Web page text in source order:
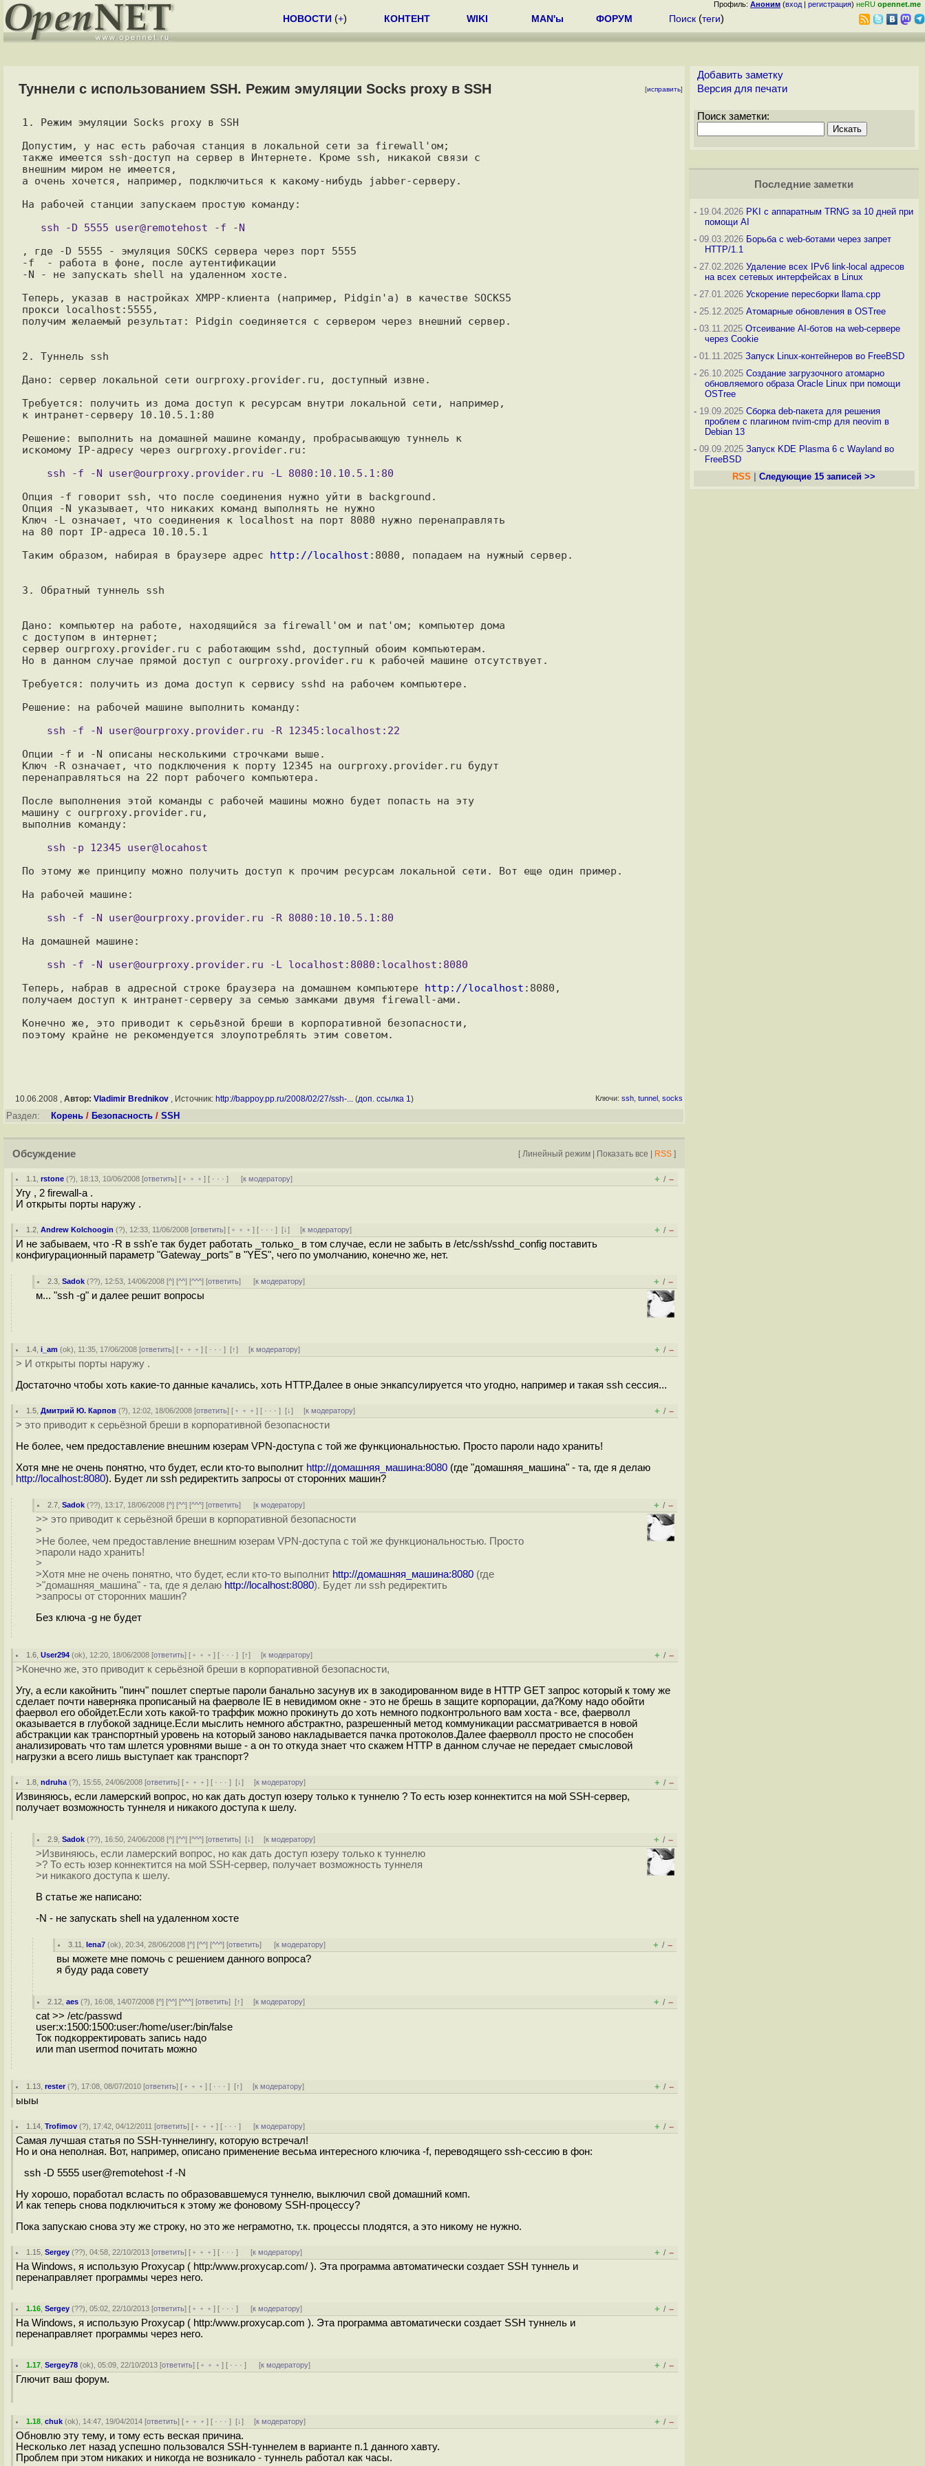
Профиль: Аноним (вход | регистрация) неRU opennet.me
НОВОСТИ (+) КОНТЕНТ WIKI MAN'ы ФОРУМ Поиск (теги)
Туннели с использованием SSH. Режим эмуляции Socks proxy в SSH [исправить]
1. Режим эмуляции Socks proxy в SSH
Допустим, у нас есть рабочая станция в локальной сети за firewall'ом;
также имеется ssh-доступ на сервер в Интернете. Кроме ssh, никакой связи с
внешним миром не имеется,
а очень хочется, например, подключиться к какому-нибудь jabber-серверу.
На рабочей станции запускаем простую команду:
, где -D 5555 - эмуляция SOCKS сервера через порт 5555
-f  - работа в фоне, после аутентификации
-N - не запускать shell на удаленном хосте.
Теперь, указав в настройках XMPP-клиента (например, Pidgin'а) в качестве SOCKS5
прокси localhost:5555,
получим желаемый результат: Pidgin соединяется с сервером через внешний сервер.
2. Туннель ssh
Дано: сервер локальной сети ourproxy.provider.ru, доступный извне.
Требуется: получить из дома доступ к ресурсам внутри локальной сети, например,
к интранет-серверу 10.10.5.1:80
Решение: выполнить на домашней машине команду, пробрасывающую туннель к
искомому IP-адресу через ourproxy.provider.ru:
Опция -f говорит ssh, что после соединения нужно уйти в background.
Опция -N указывает, что никаких команд выполнять не нужно
Ключ -L означает, что соединения к localhost на порт 8080 нужно перенаправлять
на 80 порт IP-адреса 10.10.5.1
Таким образом, набирая в браузере адрес http://localhost :8080, попадаем на нужный сервер.
3. Обратный туннель ssh
Дано: компьютер на работе, находящийся за firewall'ом и nat'ом; компьютер дома
с доступом в интернет;
сервер ourproxy.provider.ru с работающим sshd, доступный обоим компьютерам.
Но в данном случае прямой доступ с ourproxy.provider.ru к рабочей машине отсутствует.
Требуется: получить из дома доступ к сервису sshd на рабочем компьютере.
Решение: на рабочей машине выполнить команду:
Опции -f и -N описаны несколькими строчками выше.
Ключ -R означает, что подключения к порту 12345 на ourproxy.provider.ru будут
перенаправляться на 22 порт рабочего компьютера.
После выполнения этой команды с рабочей машины можно будет попасть на эту
машину с ourproxy.provider.ru,
выполнив команду:
По этому же принципу можно получить доступ к прочим ресурсам локальной сети. Вот еще один пример.
На рабочей машине:
На домашней машине:
Теперь, набрав в адресной строке браузера на домашнем компьютере http://localhost :8080,
получаем доступ к интранет-серверу за семью замками двумя firewall-ами.
Конечно же, это приводит к серьёзной бреши в корпоративной безопасности,
10.06.2008 , Автор: Vladimir Brednikov, Источник: http://bappoy.pp.ru/2008/02/27/ssh-...(доп. ссылка 1) Ключи: ssh tunnel socks
Раздел: Корень / Безопасность / SSH
Обсуждение [ Линейный режим | Показать все | RSS ]
1.1 ,rstone (?), 18:13, 10/06/2008 [ответить] [ ﹢﹢﹢] [ · · ·] [к модератору] + / –
Угу , 2 firewall-a .
И открыты порты наружу .
1.2 ,Andrew Kolchoogin (?), 12:33, 11/06/2008 [ответить] [ ﹢﹢﹢] [ · · ·][↓] [к модератору] + / –
И не забываем, что -R в ssh'е так будет работать _только_ в том случае, если не забыть в /etc/ssh/sshd_config поставить
конфигурационный параметр "Gateway_ports" в "YES", чего по умолчанию, конечно же, нет.
2.3 ,Sadok (??), 12:53, 14/06/2008 [^] [^^] [^^^] [ответить] [к модератору] + / –
м... "ssh -g" и далее решит вопросы
1.4 ,i_am (ok), 11:35, 17/06/2008 [ответить] [ ﹢﹢﹢] [ · · ·][↑] [к модератору] + / –
> И открыты порты наружу .
Достаточно чтобы хоть какие-то данные качались, хоть HTTP.Далее в оные энкапсулируется что угодно, например и такая ssh сессия...
1.5 ,Дмитрий Ю. Карпов (?), 12:02, 18/06/2008 [ответить] [ ﹢﹢﹢] [ · · ·][↓] [к модератору] + / –
> это приводит к серьёзной бреши в корпоративной безопасности
Не более, чем предоставление внешним юзерам VPN-доступа с той же функциональностью. Просто пароли надо хранить!
Хотя мне не очень понятно, что будет, если кто-то выполнит http://домашняя_машина:8080 (где "домашняя_машина" - та, где я делаю
http://localhost:8080). Будет ли ssh редиректить запросы от сторонних машин?
2.7 ,Sadok (??), 13:17, 18/06/2008 [^] [^^] [^^^] [ответить] [к модератору] + / –
>> это приводит к серьёзной бреши в корпоративной безопасности
>
>Не более, чем предоставление внешним юзерам VPN-доступа с той же функциональностью. Просто
>пароли надо хранить!
>
>Хотя мне не очень понятно, что будет, если кто-то выполнит http://домашняя_машина:8080 (где
>"домашняя_машина" - та, где я делаю http://localhost:8080). Будет ли ssh редиректить
>запросы от сторонних машин?
Без ключа -g не будет
1.6 ,User294 (ok), 12:20, 18/06/2008 [ответить] [ ﹢﹢﹢] [ · · ·][↑] [к модератору] + / –
>Конечно же, это приводит к серьёзной бреши в корпоративной безопасности,
Угу, а если какойнить "пинч" пошлет спертые пароли банально засунув их в закодированном виде в HTTP GET запрос который к тому же
сделает почти наверняка прописаный на фаерволе IE в невидимом окне - это не брешь в защите корпорации, да?Кому надо обойти
фаервол его обойдет.Если хоть какой-то траффик можно прокинуть до хоть немного подконтрольного вам хоста - все, фаерволл
оказывается в глубокой заднице.Если мыслить немного абстрактно, разрешенный метод коммуникации рассматривается в новой
абстракции как транспортный уровень на который заново накладывается пачка протоколов.Далее фаерволл просто не способен
анализировать что там шлется уровнями выше - а он то откуда знает что скажем HTTP в данном случае не передает смысловой
нагрузки а всего лишь выступает как транспорт?
1.8 ,ndruha (?), 15:55, 24/06/2008 [ответить] [ ﹢﹢﹢] [ · · ·][↓] [к модератору] + / –
Извиняюсь, если ламерский вопрос, но как дать доступ юзеру только к туннелю ? То есть юзер коннектится на мой SSH-сервер,
получает возможность туннеля и никакого доступа к шелу.
2.9 ,Sadok (??), 16:50, 24/06/2008 [^] [^^] [^^^] [ответить][↓] [к модератору] + / –
>Извиняюсь, если ламерский вопрос, но как дать доступ юзеру только к туннелю
>? То есть юзер коннектится на мой SSH-сервер, получает возможность туннеля
>и никакого доступа к шелу.
В статье же написано:
-N - не запускать shell на удаленном хосте
3.11 ,lena7 (ok), 20:34, 28/06/2008 [^] [^^] [^^^] [ответить] [к модератору] + / –
вы можете мне помочь с решением данного вопроса?
я буду рада совету
2.12 ,aes (?), 16:08, 14/07/2008 [^] [^^] [^^^] [ответить][↑] [к модератору] + / –
cat >> /etc/passwd
user:x:1500:1500:user:/home/user:/bin/false
Ток подкорректировать запись надо
или man usermod почитать можно
1.13 ,rester(?), 17:08, 08/07/2010 [ответить] [ ﹢﹢﹢] [ · · ·][↑] [к модератору] + / –
ыыы
1.14 ,Trofimov (?), 17:42, 04/12/2011 [ответить] [ ﹢﹢﹢] [ · · ·] [к модератору] + / –
Самая лучшая статья по SSH-туннелингу, которую встречал!
Но и она неполная. Вот, например, описано применение весьма интересного ключика -f, переводящего ssh-сессию в фон:
ssh -D 5555 user@remotehost -f -N
Ну хорошо, поработал всласть по образовавшемуся туннелю, выключил свой домашний комп.
И как теперь снова подключиться к этому же фоновому SSH-процессу?
Пока запускаю снова эту же строку, но это же неграмотно, т.к. процессы плодятся, а это никому не нужно.
1.15 ,Sergey (??), 04:58, 22/10/2013 [ответить] [ ﹢﹢﹢] [ · · ·] [к модератору] + / –
На Windows, я использую Proxyсap ( http:/www.proxycap.com/ ). Эта программа автоматически создает SSH туннель и
перенаправляет программы через него.
1.16 ,Sergey (??), 05:02, 22/10/2013 [ответить] [ ﹢﹢﹢] [ · · ·] [к модератору] + / –
На Windows, я использую Proxyсap ( http:/www.proxycap.com ). Эта программа автоматически создает SSH туннель и
перенаправляет программы через него.
1.17 ,Sergey78 (ok), 05:09, 22/10/2013 [ответить] [ ﹢﹢﹢] [ · · ·] [к модератору] + / –
Глючит ваш форум.
1.18 ,chuk (ok), 14:47, 19/04/2014 [ответить] [ ﹢﹢﹢] [ · · ·][↓] [к модератору] + / –
Обновлю эту тему, и тому есть веская причина.
Несколько лет назад успешно пользовался SSH-туннелем в варианте п.1 данного хавту.
Проблем при этом никаких и никогда не возникало - туннель работал как часы.
Добавить заметку
Версия для печати
Поиск заметки:
Последние заметки
-19.04.2026 PKI с аппаратным TRNG за 10 дней при
помощи AI
-09.03.2026 Борьба с web-ботами через запрет
HTTP/1.1
-27.02.2026 Удаление всех IPv6 link-local адресов
на всех сетевых интерфейсах в Linux
-27.01.2026 Ускорение пересборки llama.cpp
-25.12.2025 Атомарные обновления в OSTree
-03.11.2025 Отсеивание AI-ботов на web-сервере
через Cookie
-01.11.2025 Запуск Linux-контейнеров во FreeBSD
-26.10.2025 Создание загрузочного атомарно
обновляемого образа Oracle Linux при помощи
OSTree
-19.09.2025 Сборка deb-пакета для решения
проблем с плагином nvim-cmp для neovim в
Debian 13
-09.09.2025 Запуск KDE Plasma 6 с Wayland во
FreeBSD
RSS
Следующие 15 записей >>